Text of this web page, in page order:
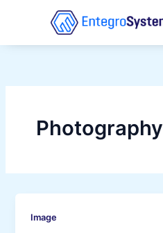
Photography
Image